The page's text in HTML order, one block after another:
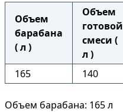
Объем
барабана
( л )
Объем
готовой
смеси (
л )
165 140
Объем барабана: 165 л